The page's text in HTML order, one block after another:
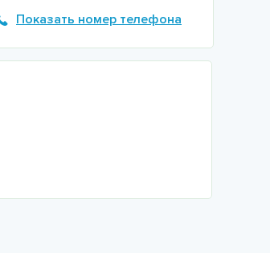
Показать номер телефона